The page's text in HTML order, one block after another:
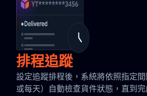
排程追蹤
設定追蹤排程後，系統將依照指定
或每天）自動檢查貨件狀態，直到完